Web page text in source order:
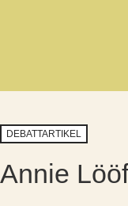
DEBATTARTIKEL
Annie